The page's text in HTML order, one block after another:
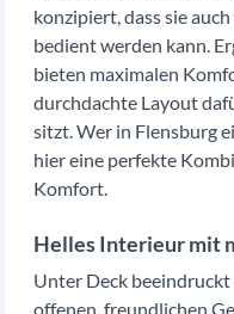
konzipiert, dass sie
bedient werden kann.
bieten maximalen
durchdachte Layout
sitzt. Wer in Flensburg
hier eine perfekte
Komfort.
Helles Interieur mit
Unter Deck
offenen, freundlichen